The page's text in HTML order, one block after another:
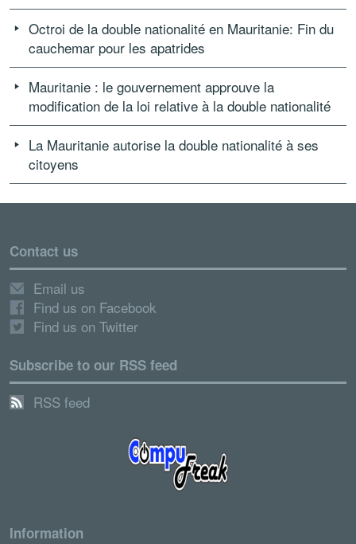
Octroi de la double nationalité en Mauritanie: Fin du
cauchemar pour les apatrides
Mauritanie : le gouvernement approuve la
modification de la loi relative à la double nationalité
La Mauritanie autorise la double nationalité à ses
citoyens
Contact us
Email us
Find us on Facebook
Find us on Twitter
Subscribe to our RSS feed
RSS feed
Information